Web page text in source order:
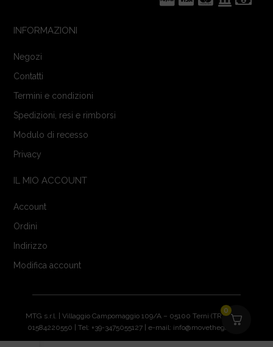
INFORMAZIONI
Negozi
Contatti
Termini e condizioni
Spedizioni, resi e rimborsi
Modulo di recesso
Privacy
IL MIO ACCOUNT
Account
Ordini
Indirizzo
Modifica account
MTG s.r.l. | Villaggio Campomaggio 109/A – 05100 Terni (TR) | P.IVA:
01584220550 | Tel: +39-3475055127 | e-mail: info@movethegame.it
0